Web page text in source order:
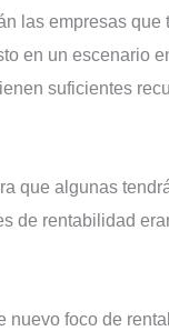
las empresas que
en un escenario
suficientes
que algunas
de rentabilidad
nuevo foco de